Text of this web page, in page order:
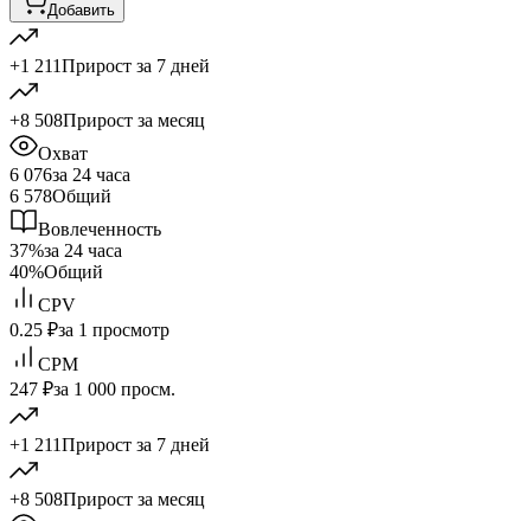
Добавить
+1 211Прирост за 7 дней
+8 508Прирост за месяц
Охват
6 076за 24 часа
6 578Общий
Вовлеченность
37%за 24 часа
40%Общий
CPV
0.25 ₽за 1 просмотр
CPM
247 ₽за 1 000 просм.
+1 211Прирост за 7 дней
+8 508Прирост за месяц